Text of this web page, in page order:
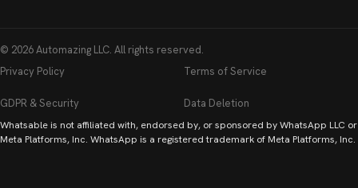
© 2026Automazing LLC. All rights reserved.
Privacy Policy
Terms of Service
GDPR & Security Data Deletion
Whatsable is not affiliated with, endorsed by, or sponsored by WhatsApp LLC or
Meta Platforms, Inc. WhatsApp is a registered trademark of Meta Platforms, Inc.